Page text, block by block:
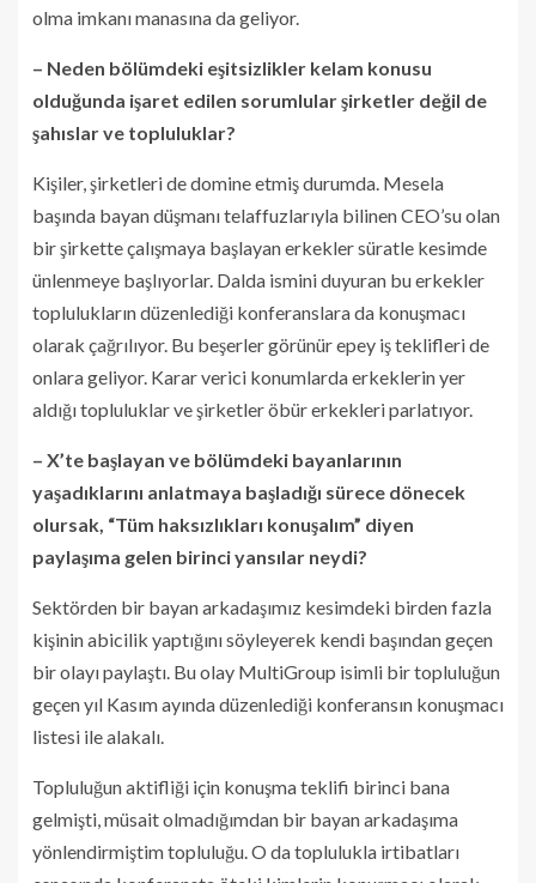
olma imkanı manasına da geliyor.
– Neden bölümdeki eşitsizlikler kelam konusu
olduğunda işaret edilen sorumlular şirketler değil de
şahıslar ve topluluklar?
Kişiler, şirketleri de domine etmiş durumda. Mesela
başında bayan düşmanı telaffuzlarıyla bilinen CEO’su olan
bir şirkette çalışmaya başlayan erkekler süratle kesimde
ünlenmeye başlıyorlar. Dalda ismini duyuran bu erkekler
toplulukların düzenlediği konferanslara da konuşmacı
olarak çağrılıyor. Bu beşerler görünür epey iş teklifleri de
onlara geliyor. Karar verici konumlarda erkeklerin yer
aldığı topluluklar ve şirketler öbür erkekleri parlatıyor.
– X’te başlayan ve bölümdeki bayanlarının
yaşadıklarını anlatmaya başladığı sürece dönecek
olursak, “Tüm haksızlıkları konuşalım” diyen
paylaşıma gelen birinci yansılar neydi?
Sektörden bir bayan arkadaşımız kesimdeki birden fazla
kişinin abicilik yaptığını söyleyerek kendi başından geçen
bir olayı paylaştı. Bu olay MultiGroup isimli bir topluluğun
geçen yıl Kasım ayında düzenlediği konferansın konuşmacı
listesi ile alakalı.
Topluluğun aktifliği için konuşma teklifi birinci bana
gelmişti, müsait olmadığımdan bir bayan arkadaşıma
yönlendirmiştim topluluğu. O da toplulukla irtibatları